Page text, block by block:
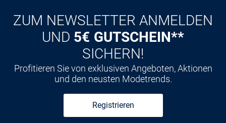
ZUM NEWSLETTER ANMELDEN
UND 5€ GUTSCHEIN**
SICHERN!
Profitieren Sie von exklusiven Angeboten, Aktionen
und den neusten Modetrends.
Registrieren